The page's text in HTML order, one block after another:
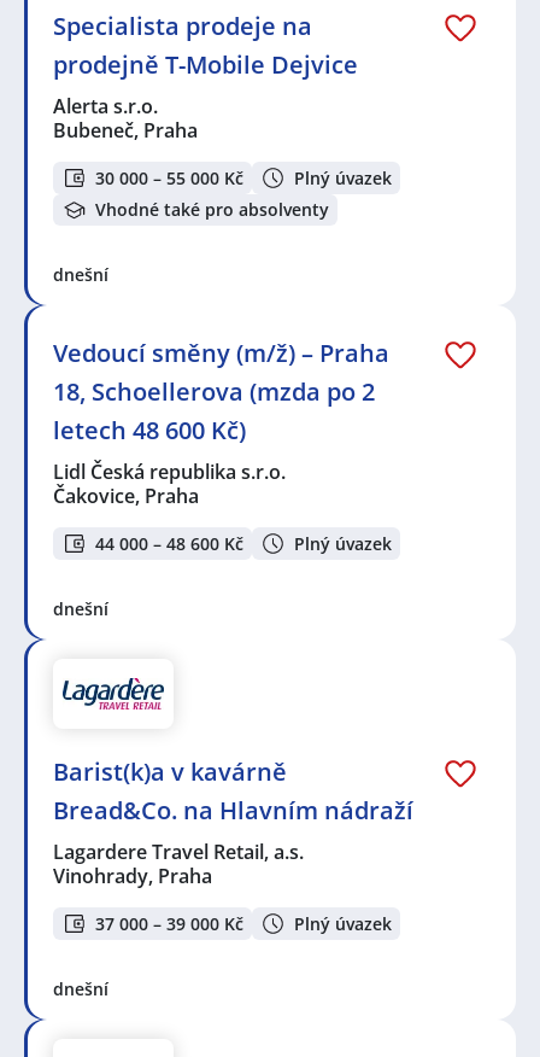
Specialista prodeje na
prodejně T-Mobile Dejvice
Alerta s.r.o.
Bubeneč, Praha
30 000 – 55 000 Kč
Plný úvazek
Vhodné také pro absolventy
dnešní
Vedoucí směny (m/ž) – Praha
18, Schoellerova (mzda po 2
letech 48 600 Kč)
Lidl Česká republika s.r.o.
Čakovice, Praha
44 000 – 48 600 Kč Plný úvazek
dnešní
Barist(k)a v kavárně
Bread&Co. na Hlavním nádraží
Lagardere Travel Retail, a.s.
Vinohrady, Praha
37 000 – 39 000 Kč Plný úvazek
dnešní